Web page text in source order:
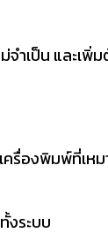
ป็น และเพิ่
รื่องพิมพ์ที่เ
งระบบ